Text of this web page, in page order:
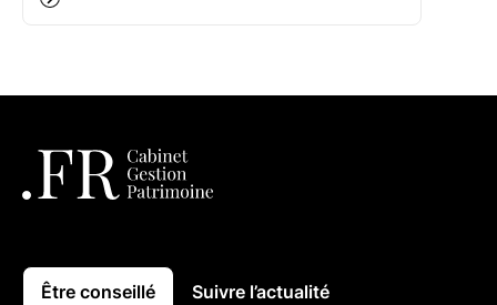
Être conseillé Suivre l’actualité